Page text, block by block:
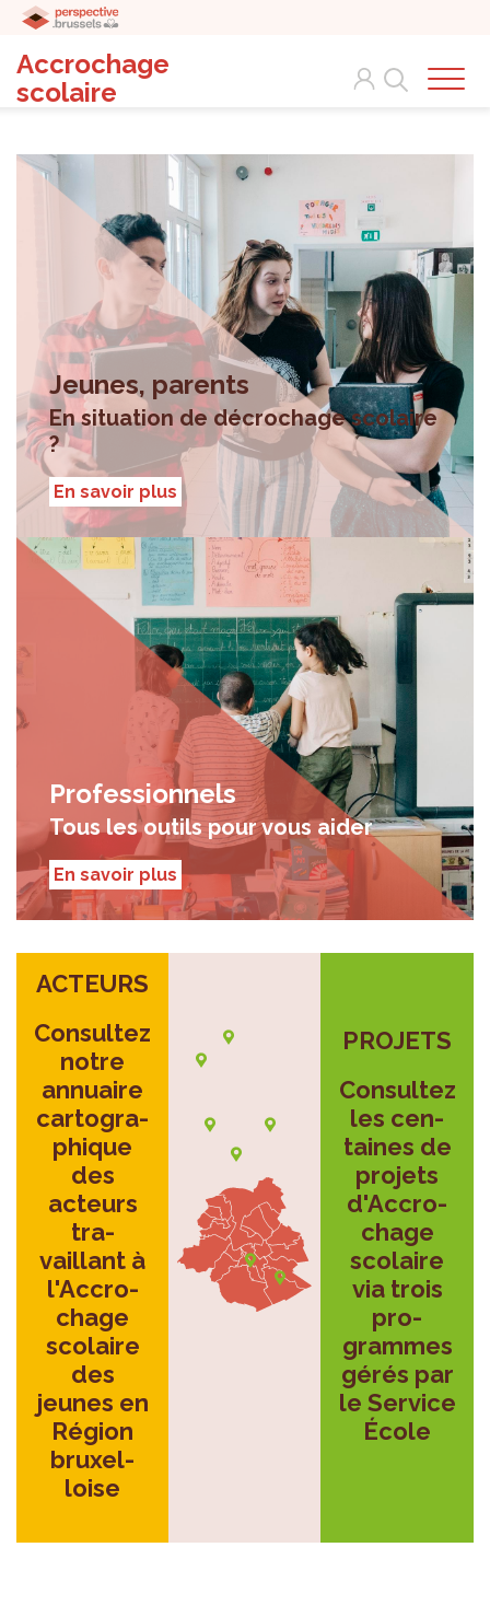
Accrochage
scolaire
Search
Jeunes, parents
En situation de décrochage scolaire
?
En savoir plus
Professionnels
Tous les outils pour vous aider
En savoir plus
ACTEURS
Consul­tez
notre
annuaire
car­to­gra­
phique
des
acteurs
tra­
vaillant à
l'Ac­cro­
chage
sco­laire
des
jeunes en
Région
bruxel­
loise
PRO­JETS
Consul­tez
les cen­
taines de
pro­jets
d'Ac­cro­
chage
sco­laire
via trois
pro­
grammes
gérés par
le Ser­vice
École